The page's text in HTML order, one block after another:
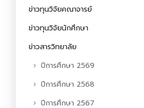
ข่าวทุนวิจัยคณาจารย์
ข่าวทุนวิจัยนักศึกษา
ข่าวสารวิทยาลัย
ปีการศึกษา 2569
ปีการศึกษา 2568
ปีการศึกษา 2567